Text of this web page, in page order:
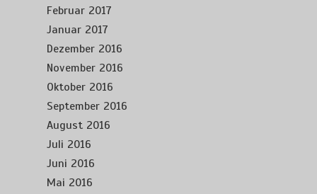
Februar 2017
Januar 2017
Dezember 2016
November 2016
Oktober 2016
September 2016
August 2016
Juli 2016
Juni 2016
Mai 2016